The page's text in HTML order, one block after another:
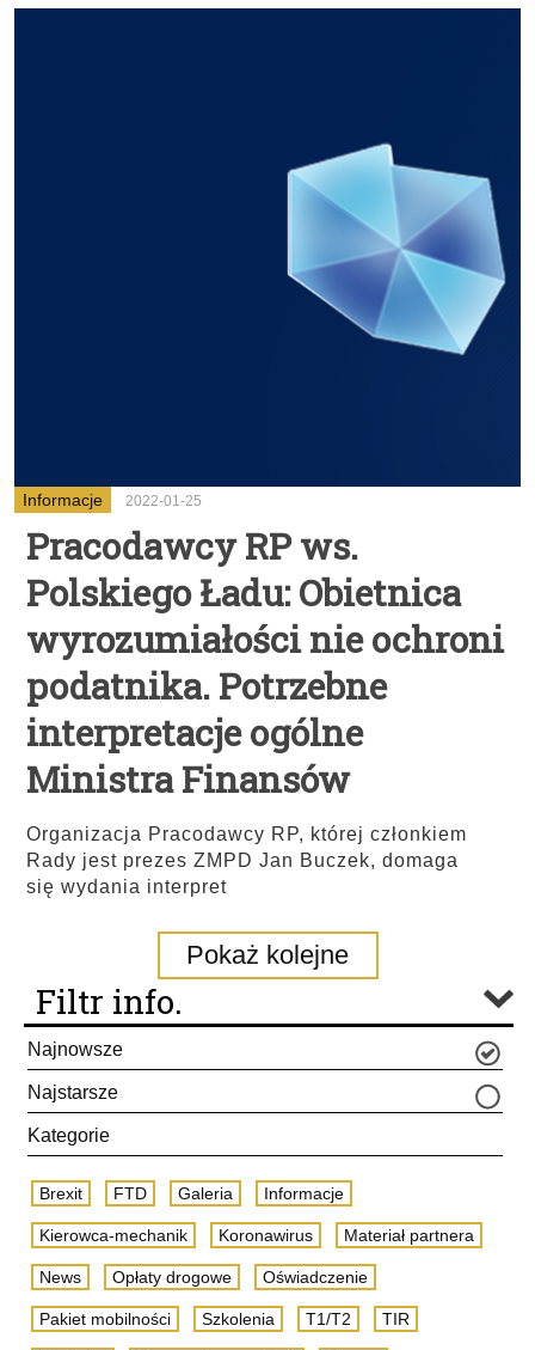
Informacje 2022-01-25
Pracodawcy RP ws.
Polskiego Ładu: Obietnica
wyrozumiałości nie ochroni
podatnika. Potrzebne
interpretacje ogólne
Ministra Finansów
Organizacja Pracodawcy RP, której członkiem
Rady jest prezes ZMPD Jan Buczek, domaga
się wydania interpret
Pokaż kolejne
Filtr info.
Najnowsze
Najstarsze
Kategorie
Brexit FTD Galeria Informacje
Kierowca-mechanik Koronawirus Materiał partnera
News Opłaty drogowe Oświadczenie
Pakiet mobilności Szkolenia T1/T2 TIR